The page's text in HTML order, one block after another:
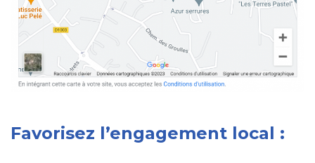
Favorisez l’engagement local :